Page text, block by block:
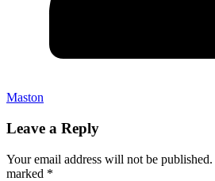
Maston
Leave a Reply
Your email address will not be published.
marked *